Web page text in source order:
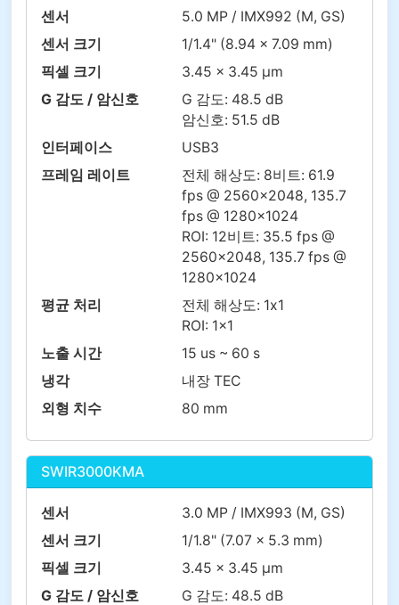
센서
5.0 MP / IMX992 (M, GS)
센서 크기
1/1.4" (8.94 x 7.09 mm)
픽셀 크기
3.45 x 3.45 µm
G 감도 / 암신호
G 감도: 48.5 dB
암신호: 51.5 dB
인터페이스
USB3
프레임 레이트
전체 해상도: 8비트: 61.9
fps @ 2560×2048, 135.7
fps @ 1280×1024
ROI: 12비트: 35.5 fps @
2560×2048, 135.7 fps @
1280×1024
평균 처리
전체 해상도: 1x1
ROI: 1x1
노출 시간
15 us ~ 60 s
냉각
내장 TEC
외형 치수
80 mm
SWIR3000KMA
센서
3.0 MP / IMX993 (M, GS)
센서 크기
1/1.8" (7.07 x 5.3 mm)
픽셀 크기
3.45 x 3.45 µm
G 감도 / 암신호
G 감도: 48.5 dB